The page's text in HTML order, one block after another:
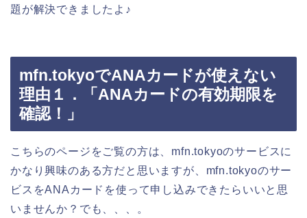
題が解決できましたよ♪
mfn.tokyoでANAカードが使えない
理由１．「ANAカードの有効期限を
確認！」
こちらのページをご覧の方は、mfn.tokyoのサービスに
かなり興味のある方だと思いますが、mfn.tokyoのサー
ビスをANAカードを使って申し込みできたらいいと思
いませんか？でも、、、。